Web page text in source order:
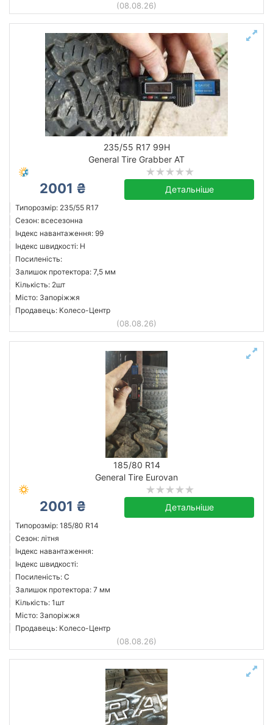
(08.08.26)
235/55 R17 99H
General Tire Grabber AT
2001 ₴ Детальніше
Типорозмір: 235/55 R17
Сезон: всесезонна
Індекс навантаження: 99
Індекс швидкості: H
Посиленість:
Залишок протектора: 7,5 мм
Кількість: 2шт
Місто: Запоріжжя
Продавець: Колесо-Центр
(08.08.26)
185/80 R14
General Tire Eurovan
2001 ₴ Детальніше
Типорозмір: 185/80 R14
Сезон: літня
Індекс навантаження:
Індекс швидкості:
Посиленість: C
Залишок протектора: 7 мм
Кількість: 1шт
Місто: Запоріжжя
Продавець: Колесо-Центр
(08.08.26)